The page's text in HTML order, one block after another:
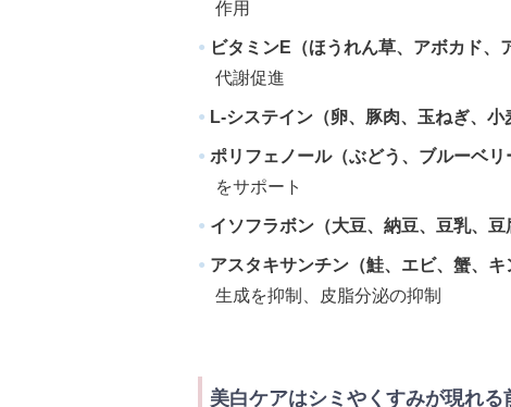
作用
ビタミンE（ほうれん草、アボカド、
代謝促進
L-システイン（卵、豚肉、玉ねぎ、小
ポリフェノール（ぶどう、ブルーベリ
をサポート
イソフラボン（大豆、納豆、豆乳、豆
アスタキサンチン（鮭、エビ、蟹、キ
生成を抑制、皮脂分泌の抑制
美白ケアはシミやくすみが現れ